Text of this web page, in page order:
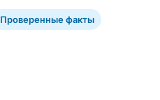
Проверенные факты